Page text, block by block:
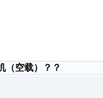
（空载）？？